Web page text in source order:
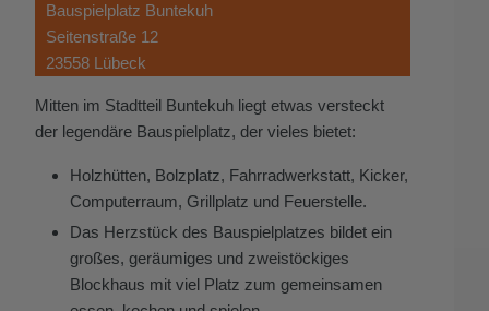
Bauspielplatz Buntekuh
Seitenstraße 12
23558 Lübeck
Mitten im Stadtteil Buntekuh liegt etwas versteckt
der legendäre Bauspielplatz, der vieles bietet:
Holzhütten, Bolzplatz, Fahrradwerkstatt, Kicker,
Computerraum, Grillplatz und Feuerstelle.
Das Herzstück des Bauspielplatzes bildet ein
großes, geräumiges und zweistöckiges
Blockhaus mit viel Platz zum gemeinsamen